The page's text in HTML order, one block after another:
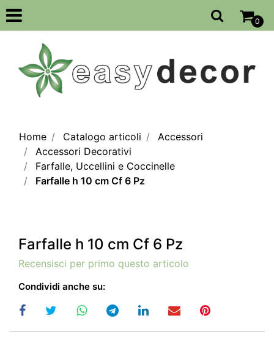
Open
0
Home Catalogo articoli
Accessori
Accessori Decorativi
Farfalle, Uccellini e Coccinelle
Farfalle h 10 cm Cf 6 Pz
Farfalle h 10 cm Cf 6 Pz
Recensisci per primo questo articolo
Condividi anche su: